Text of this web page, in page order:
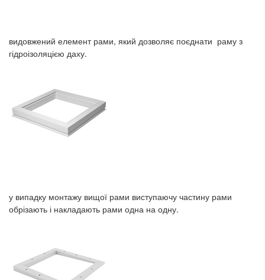
видовжений елемент рами, який дозволяє поєднати раму з
гідроізоляцією даху.
у випадку монтажу вищої рами виступаючу частину рами
обрізають і накладають рами одна на одну.